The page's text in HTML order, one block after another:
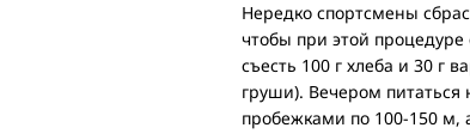
Нередко спортсмены
чтобы при этой
съесть 100 г хлеба и 30 г
груши). Вечером питаться
пробежками по 100-150 м,